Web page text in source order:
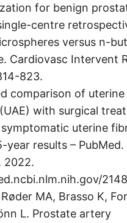
for benign
centre
versus n-
Cardiovasc Intervent
823.
comparison of
with surgical
uterine
year results – PubMed.
2022.
MA, Brasso K,
L. Prostate artery